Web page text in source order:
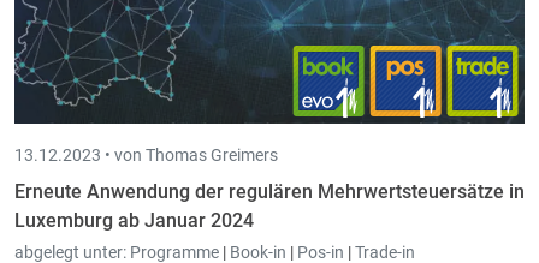
13.12.2023 • von Thomas Greimers
Erneute Anwendung der regulären Mehrwertsteuersätze in
Luxemburg ab Januar 2024
abgelegt unter: Programme | Book-in | Pos-in |Trade-in